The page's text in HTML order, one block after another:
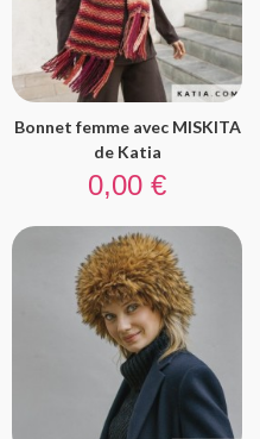
Bonnet femme avec MISKITA
de Katia
Prix
0,00 €